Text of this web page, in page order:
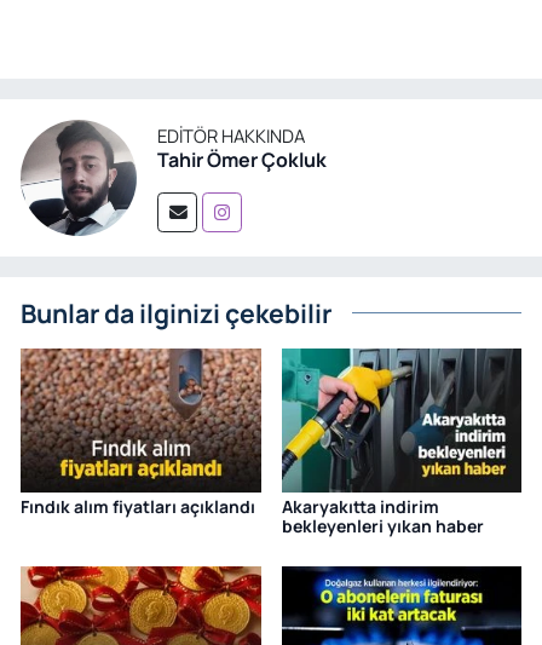
EDITÖR HAKKINDA
Tahir Ömer Çokluk
Bunlar da ilginizi çekebilir
Fındık alım fiyatları açıklandı
Akaryakıtta indirim
bekleyenleri yıkan haber